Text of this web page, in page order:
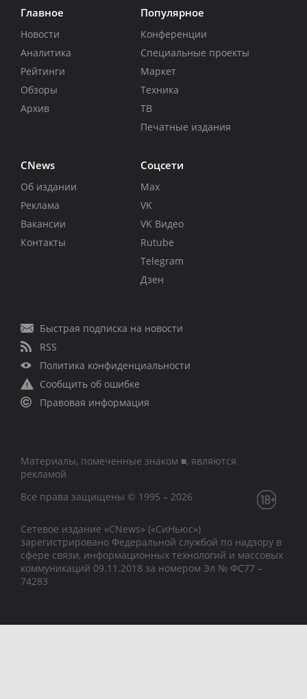
Главное
Новости
Аналитика
Рейтинги
Обзоры
Архив
Популярное
Конференции
Специальные проекты
Маркет
Техника
ТВ
Печатные издания
CNews
Об издании
Реклама
Вакансии
Контакты
Соцсети
Max
VK
VK Видео
Rutube
Telegram
Дзен
Быстрая подписка на новости
RSS
Политика конфиденциальности
Сообщить об ошибке
Правовая информация
Материалы, помеченные знаком ■, являются
рекламой
Все права защищены © 1995 – 2026
Сетевое издание «CNews» («СиНьюс»)
зарегистрировано Федеральной службой по надзору в
сфере связи, информационных технологий и массовых
коммуникаций 09.11.2018 за номером Эл № ФС77 –
74283